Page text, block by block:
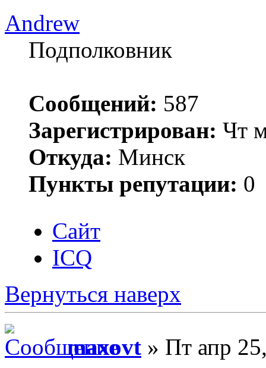
Andrew
Подполковник
Сообщений: 587
Зарегистрирован: Чт
Откуда: Минск
Пункты репутации: 0
Сайт
ICQ
Вернуться наверх
maxovt » Пт апр